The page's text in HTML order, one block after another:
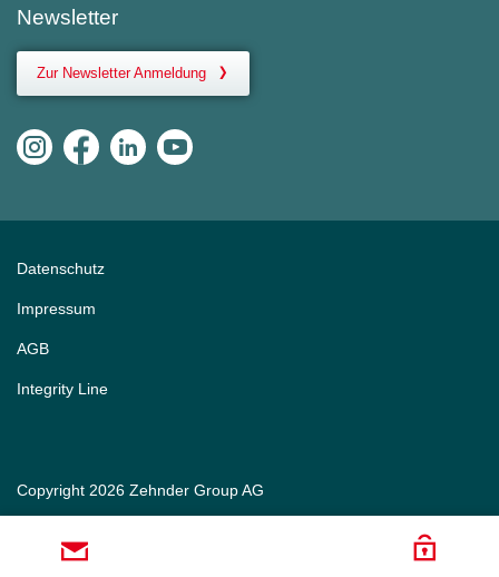
Newsletter
Zur Newsletter Anmeldung
Copyright 2026 Zehnder Group AG
Datenschutz
Impressum
AGB
Integrity Line